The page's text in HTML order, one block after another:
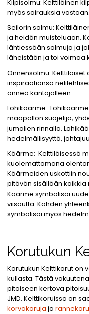
Kilpisolmu: Kelttiläinen
myös sairauksia vastaan.
Seilorin solmu:
ja heidän muisteluaan.
lähtiessään solmuja ja
läheistään ja toi voimaa
Onnensolmu:
inspiraationsa
onnea kantajalleen
Lohikäärme:
maapallon suojelija,
jumalien rinnalla.
hedelmällisyyttä,
Käärme: Kelttiläisessä
kuolemattomana
Käärmeiden uskottiin
pitävän sisällään
Käärme symbolisoi
viisautta. Kahden
symbolisoi myös
Korutukun
Korutukun Kelttikorut on
kullasta. Tästä
pitoiseen kertova
JMD. Kelttikoruissa on
korvakoruja ja